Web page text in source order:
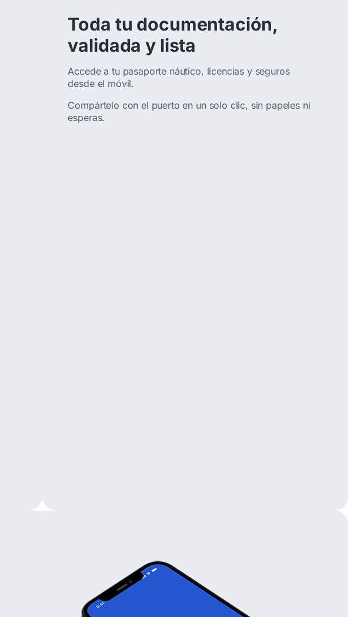
Toda tu documentación,
validada y lista
Accede a tu pasaporte náutico, licencias y seguros
desde el móvil.
Compártelo con el puerto en un solo clic, sin papeles ni
esperas.